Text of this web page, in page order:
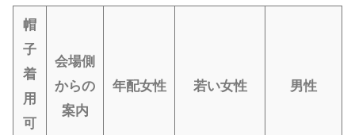
帽
子
着
用
可
会場側
からの
案内
年配女性 若い女性 男性